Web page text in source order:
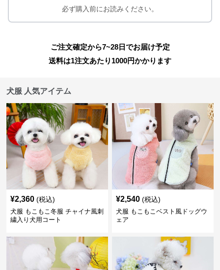
必ず購入前にお読みください。
ご注文確定から7~28日でお届け予定
送料は1注文あたり 1000円かかります
犬服 人気アイテム
¥2,360 (税込)
犬服 もこもこ冬服 チャイナ風刺
繍入り犬用コート
¥2,540 (税込)
犬服 もこもこベスト風ドッグウ
ェア